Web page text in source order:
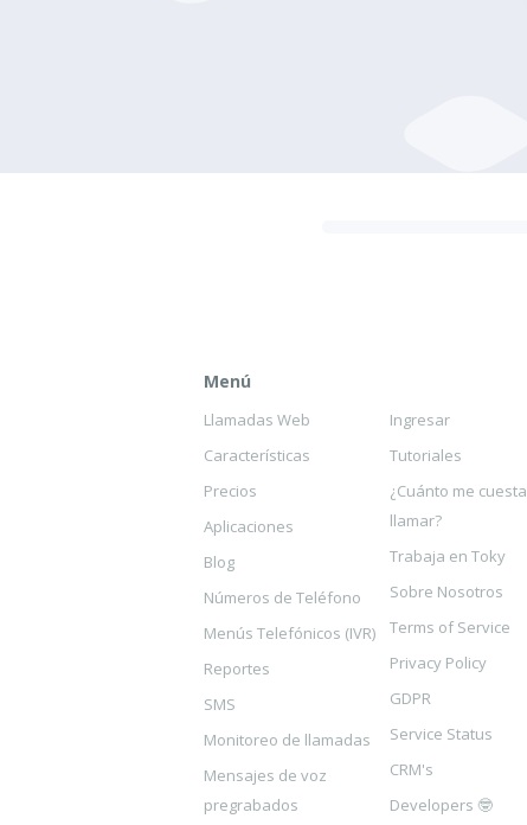
Menú
Llamadas Web
Características
Precios
Aplicaciones
Blog
Números de Teléfono
Menús Telefónicos (IVR)
Reportes
SMS
Monitoreo de llamadas
Mensajes de voz
pregrabados
Ingresar
Tutoriales
¿Cuánto me cuesta
llamar?
Trabaja en Toky
Sobre Nosotros
Terms of Service
Privacy Policy
GDPR
Service Status
CRM's
Developers 🤓